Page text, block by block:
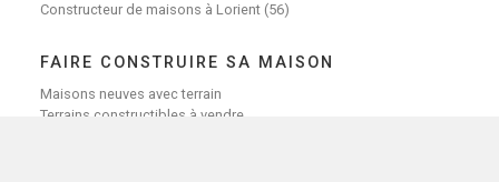
Constructeur de maisons à Lorient (56)
FAIRE CONSTRUIRE SA MAISON
Maisons neuves avec terrain
Terrains constructibles à vendre